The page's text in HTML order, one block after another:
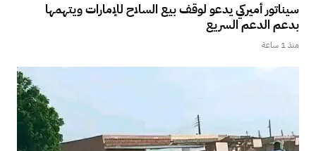
سيناتور أميركي يدعو لوقف بيع السلاح للإمارات ويتهمها
بدعم الدعم السريع
منذ 1 ساعة